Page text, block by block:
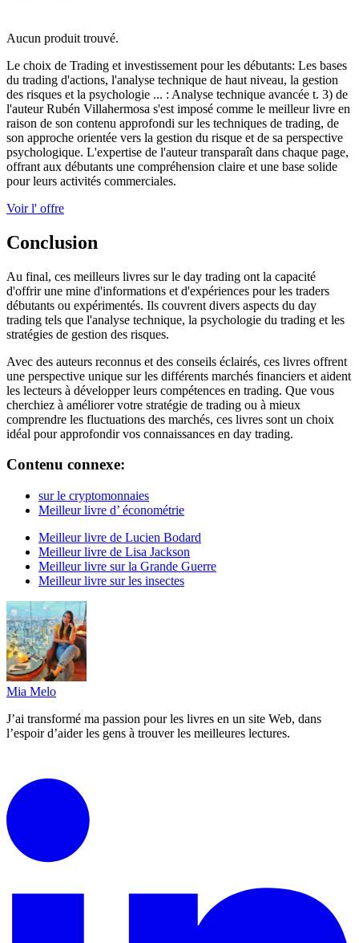
Aucun produit trouvé.
Le choix de Trading et investissement pour les débutants: Les bases
du trading d'actions, l'analyse technique de haut niveau, la gestion
des risques et la psychologie ... : Analyse technique avancée t. 3) de
l'auteur Rubén Villahermosa s'est imposé comme le meilleur livre en
raison de son contenu approfondi sur les techniques de trading, de
son approche orientée vers la gestion du risque et de sa perspective
psychologique. L'expertise de l'auteur transparaît dans chaque page,
offrant aux débutants une compréhension claire et une base solide
pour leurs activités commerciales.
Voir l' offre
Conclusion
Au final, ces meilleurs livres sur le day trading ont la capacité
d'offrir une mine d'informations et d'expériences pour les traders
débutants ou expérimentés. Ils couvrent divers aspects du day
trading tels que l'analyse technique, la psychologie du trading et les
stratégies de gestion des risques.
Avec des auteurs reconnus et des conseils éclairés, ces livres offrent
une perspective unique sur les différents marchés financiers et aident
les lecteurs à développer leurs compétences en trading. Que vous
cherchiez à améliorer votre stratégie de trading ou à mieux
comprendre les fluctuations des marchés, ces livres sont un choix
idéal pour approfondir vos connaissances en day trading.
Contenu connexe:
sur le cryptomonnaies
Meilleur livre d’ économétrie
Meilleur livre de Lucien Bodard
Meilleur livre de Lisa Jackson
Meilleur livre sur la Grande Guerre
Meilleur livre sur les insectes
Mia Melo
J’ai transformé ma passion pour les livres en un site Web, dans
l’espoir d’aider les gens à trouver les meilleures lectures.